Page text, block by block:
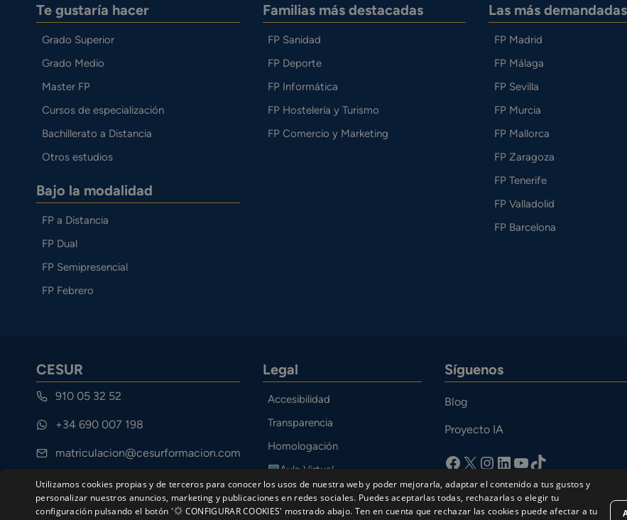
Te gustaría hacer
Grado Superior
Grado Medio
Master FP
Cursos de especialización
Bachillerato a Distancia
Otros estudios
Bajo la modalidad
FP a Distancia
FP Dual
FP Semipresencial
FP Febrero
Familias más destacadas
FP Sanidad
FP Deporte
FP Informática
FP Hostelería y Turismo
FP Comercio y Marketing
Las más demandadas
FP Madrid
FP Málaga
FP Sevilla
FP Murcia
FP Mallorca
FP Zaragoza
FP Tenerife
FP Valladolid
FP Barcelona
CESUR
910 05 32 52
+34 690 007 198
matriculacion@cesurformacion.com
Calle Cuarteles 11, 29002 Málaga
Legal
Accesibilidad
Transparencia
Homologación
Aula Virtual
Canal Ético
Síguenos
Blog
Proyecto IA
facebook
X Instagram
LinkedIn
YouTube
TikTok
Utilizamos cookies propias y de terceros para conocer los usos de nuestra web y poder mejorarla, adaptar el contenido a tus gustos y
personalizar nuestros anuncios, marketing y publicaciones en redes sociales. Puedes aceptarlas todas, rechazarlas o elegir tu
configuración pulsando el botón '
CONFIGURAR COOKIES' mostrado abajo. Ten en cuenta que rechazar las cookies puede afectar a tu